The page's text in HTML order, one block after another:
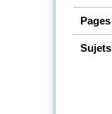
Pages
Sujets